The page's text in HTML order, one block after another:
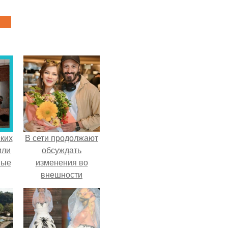
В сети продолжают
обсуждать
изменения во
внешности
актрисы.